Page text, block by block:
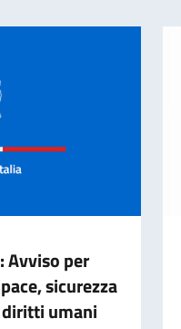
Avviso per
sicurezza
umani